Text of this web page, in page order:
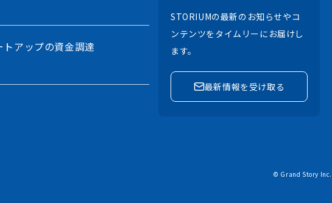
アップの資金調達
STORIUMの最新のお知らせやコ
ンテンツをタイムリーにお届けし
ます。
最新情報を受け取る
© Grand Story Inc.